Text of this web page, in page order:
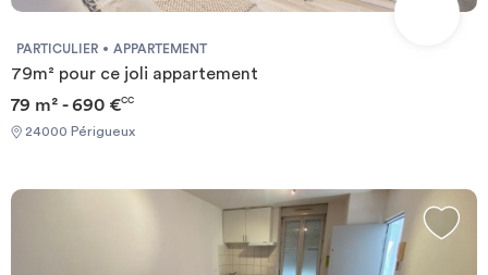
PARTICULIER APPARTEMENT
79m² pour ce joli appartement
79 m² - 690 €CC
24000 Périgueux